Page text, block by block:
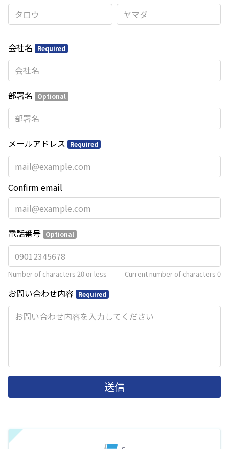
会社名 Required
部署名 Optional
メールアドレス Required
Confirm email
電話番号 Optional
Number of characters 20 or less Current number of characters 0
お問い合わせ内容 Required
送信